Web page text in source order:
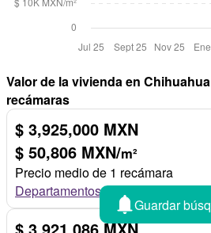
Valor de la vivienda en
recámaras
$ 3,925,000 MXN
$ 50,806 MXN/m²
Precio medio de 1 recámara
Departamentos en venta de 1
Guardar